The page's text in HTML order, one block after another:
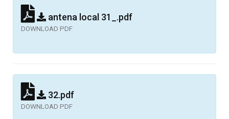
antena local 31_.pdf
DOWNLOAD PDF
32.pdf
DOWNLOAD PDF